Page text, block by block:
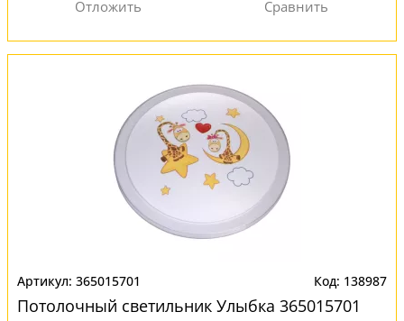
365015701 138987
Потолочный светильник Улыбка 365015701